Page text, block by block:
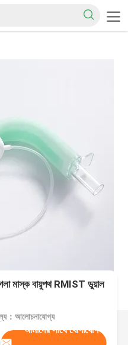
মাস্ক বায়ুপথ RMIST ডুয়াল
：আলোচনাযোগ্য
আমাদের সাথে যোগাযোগ